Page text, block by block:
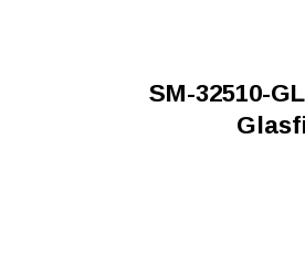
SM-32510-